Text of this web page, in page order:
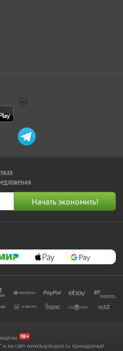
и на сайт www.kupikupon.ru принадлежат